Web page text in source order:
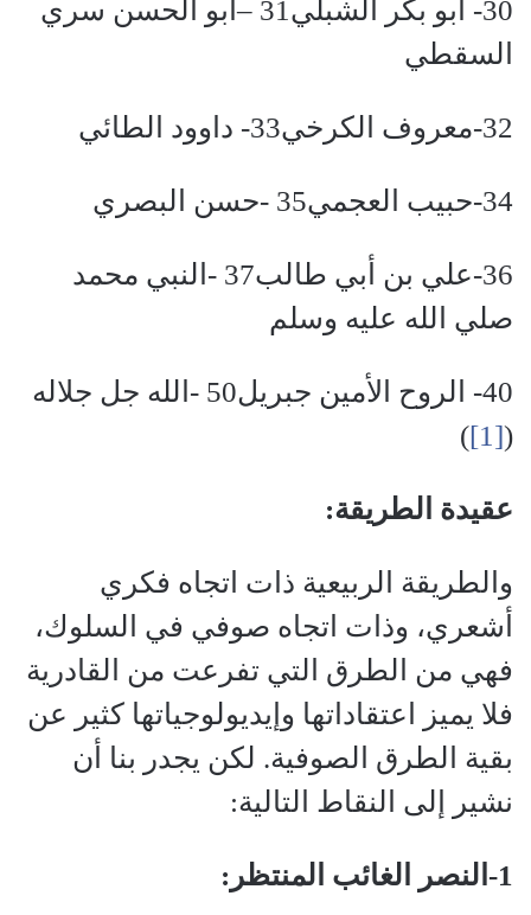
30- أبو بكر الشبلي31 –أبو الحسن سري
السقطي
32-معروف الكرخي33- داوود الطائي
34-حبيب العجمي35 -حسن البصري
36-علي بن أبي طالب37 -النبي محمد
صلي الله عليه وسلم
40- الروح الأمين جبريل50 -الله جل جلاله
(
[1]
)
عقيدة الطريقة:
والطريقة الربيعية ذات اتجاه فكري
أشعري، وذات اتجاه صوفي في السلوك،
فهي من الطرق التي تفرعت من القادرية
فلا يميز اعتقاداتها وإيديولوجياتها كثير عن
بقية الطرق الصوفية. لكن يجدر بنا أن
نشير إلى النقاط التالية:
1-النصر الغائب المنتظر: